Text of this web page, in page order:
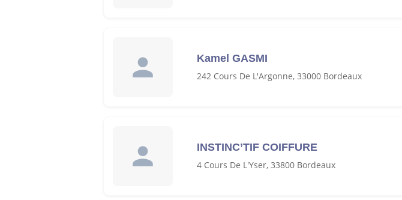
Kamel GASMI
242 Cours De L'Argonne, 33000 Bordeaux
INSTINC’TIF COIFFURE
4 Cours De L'Yser, 33800 Bordeaux